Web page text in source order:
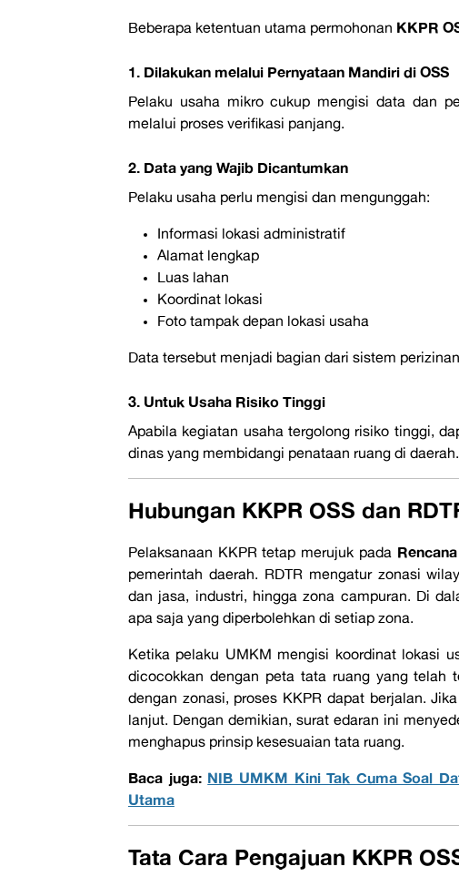
Beberapa ketentuan utama permohonan KKPR
1. Dilakukan melalui Pernyataan Mandiri di OSS
Pelaku usaha mikro cukup mengisi data dan
melalui proses verifikasi panjang.
2. Data yang Wajib Dicantumkan
Pelaku usaha perlu mengisi dan mengunggah:
Informasi lokasi administratif
Alamat lengkap
Luas lahan
Koordinat lokasi
Foto tampak depan lokasi usaha
Data tersebut menjadi bagian dari sistem
3. Untuk Usaha Risiko Tinggi
Apabila kegiatan usaha tergolong risiko tinggi,
dinas yang membidangi penataan ruang di daerah.
Hubungan KKPR OSS dan
Pelaksanaan KKPR tetap merujuk pada
pemerintah daerah. RDTR mengatur zonasi
dan jasa, industri, hingga zona campuran. Di
apa saja yang diperbolehkan di setiap zona.
Ketika pelaku UMKM mengisi koordinat lokasi
dicocokkan dengan peta tata ruang yang telah
dengan zonasi, proses KKPR dapat berjalan.
lanjut. Dengan demikian, surat edaran ini
menghapus prinsip kesesuaian tata ruang.
Baca juga: NIB UMKM Kini Tak Cuma Soal
Utama
Tata Cara Pengajuan KKPR